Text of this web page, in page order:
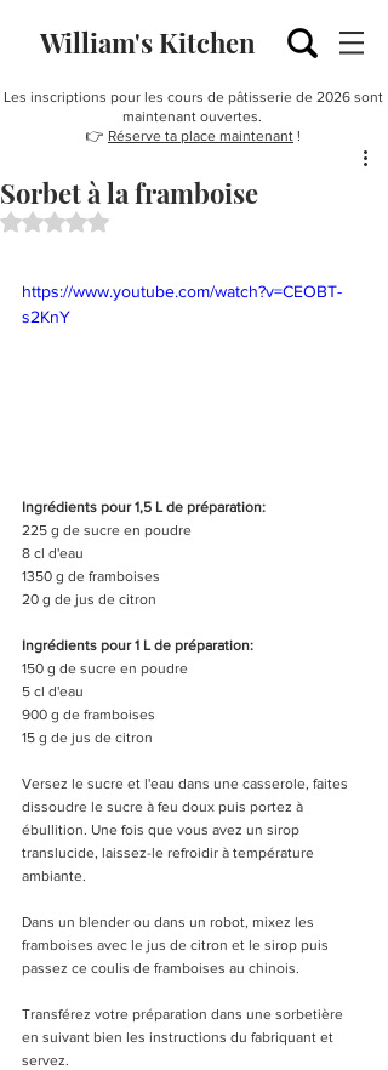
William's Kitchen
Les inscriptions pour les cours de pâtisserie de 2026 sont
maintenant ouvertes.
👉 Réserve ta place maintenant !
Sorbet à la framboise
Noté NaN étoiles sur 5.
https://www.youtube.com/watch?v=CEOBT-
s2KnY
Ingrédients pour 1,5 L de préparation:
225 g de sucre en poudre
8 cl d'eau
1350 g de framboises
20 g de jus de citron
Ingrédients pour 1 L de préparation:
150 g de sucre en poudre
5 cl d'eau
900 g de framboises
15 g de jus de citron
Versez le sucre et l'eau dans une casserole, faites
dissoudre le sucre à feu doux puis portez à
ébullition. Une fois que vous avez un sirop
translucide, laissez-le refroidir à température
ambiante.
Dans un blender ou dans un robot, mixez les
framboises avec le jus de citron et le sirop puis
passez ce coulis de framboises au chinois.
Transférez votre préparation dans une sorbetière
en suivant bien les instructions du fabriquant et
servez.